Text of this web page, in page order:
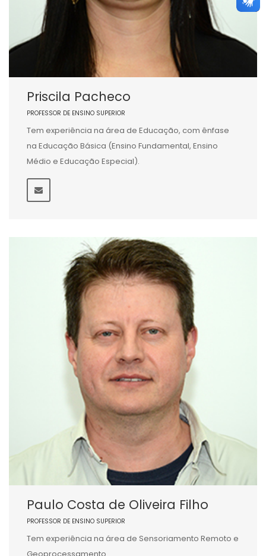
Priscila Pacheco
PROFESSOR DE ENSINO SUPERIOR
Tem experiência na área de Educação, com ênfase
na Educação Básica (Ensino Fundamental, Ensino
Médio e Educação Especial).
Paulo Costa de Oliveira Filho
PROFESSOR DE ENSINO SUPERIOR
Tem experiência na área de Sensoriamento Remoto e